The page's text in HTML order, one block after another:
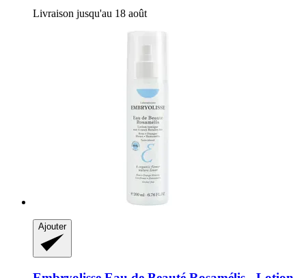
Livraison jusqu'au 18 août
Ajouter